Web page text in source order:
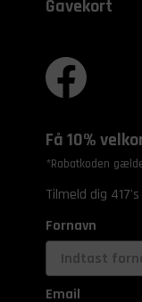
Gavekort
Få 10%
*Rabatkoden
Tilmeld dig
Fornavn
Email